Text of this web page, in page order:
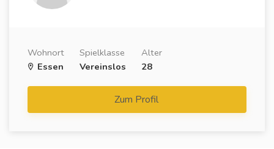
Wohnort
Essen
Spielklasse
Vereinslos
Alter
28
Zum Profil